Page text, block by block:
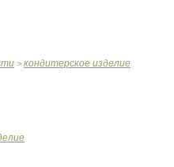
> кондитерское изделие